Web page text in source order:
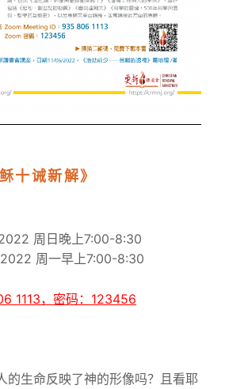
十诫新解》
周日晚上7:00-8:30
周一早上7:00-8:30
1113，密码：123456
的生命反映了神的形像吗？且看耶